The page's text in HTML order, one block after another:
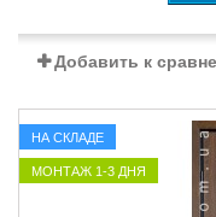
Добавить к
НА СКЛАДЕ
МОНТАЖ 1-3 ДНЯ